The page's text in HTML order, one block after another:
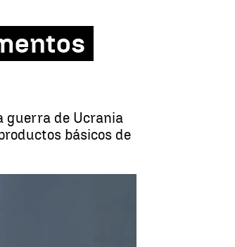
guerra de Ucrania
básicos de